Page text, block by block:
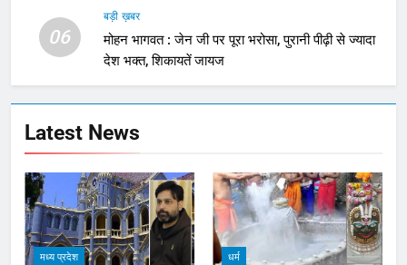
06
बड़ी ख़बर
मोहन भागवत : जेन जी पर पूरा भरोसा, पुरानी पीढ़ी से ज्यादा
देश भक्त, शिकायतें जायज
Latest News
मध्य प्रदेश धर्म